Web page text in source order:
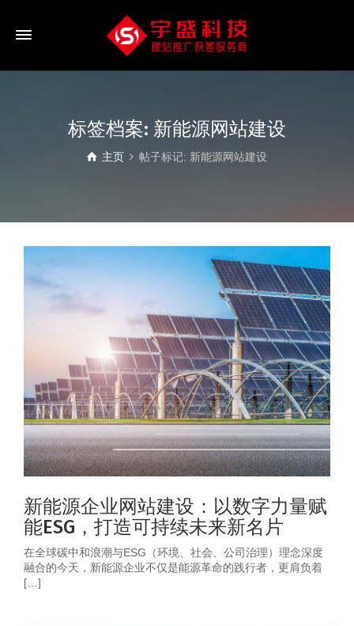
标签档案: 新能源网站建设
主页 帖子标记: 新能源网站建设
新能源企业网站建设：以数字力量赋
能ESG，打造可持续未来新名片
在全球碳中和浪潮与ESG（环境、社会、公司治理）理念深度
融合的今天，新能源企业不仅是能源革命的践行者，更肩负着
[…]